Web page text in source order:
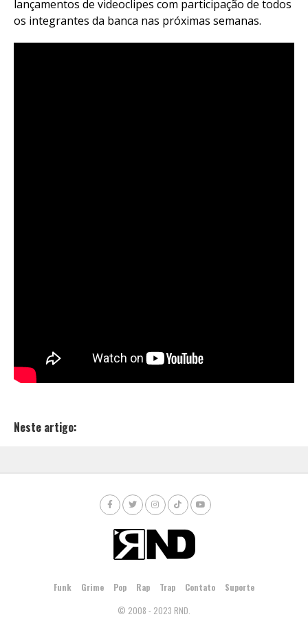
lançamentos de videoclipes com participação de todos
os integrantes da banca nas próximas semanas.
Neste artigo:
Funk Grime Pop Rap Trap Contato
Suporte
© 2008 - 2023 RND.